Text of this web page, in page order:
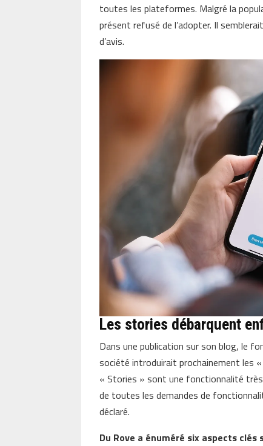
toutes les plateformes. Malgré la
présent refusé de l’adopter. Il
d’avis.
Les stories débarquent
Dans une publication sur son blog, le
société introduirait prochainement les
« Stories » sont une fonctionnalité
de toutes les demandes de
déclaré.
Du Rove a énuméré six aspects